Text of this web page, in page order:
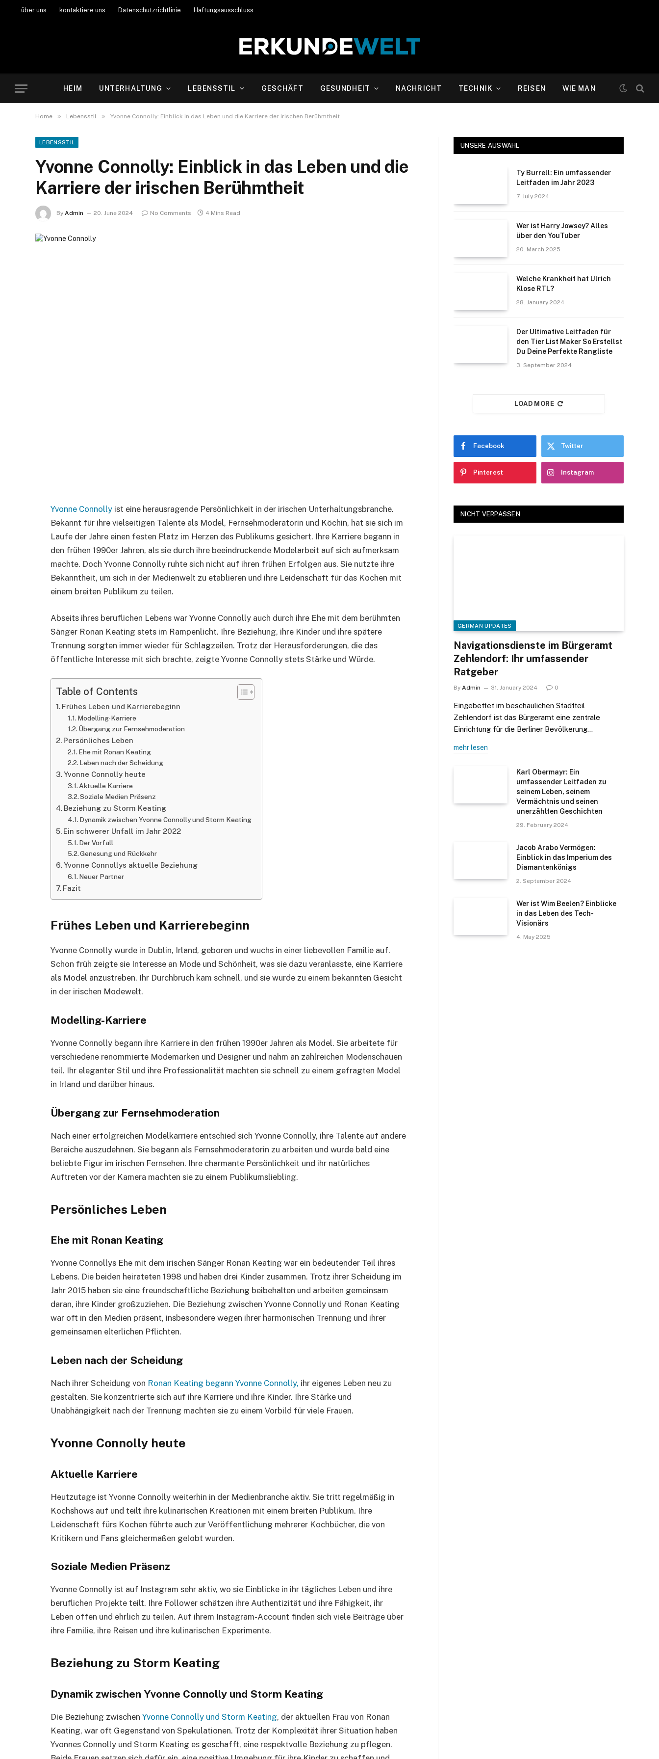
über uns kontaktiere uns Datenschutzrichtlinie Haftungsausschluss
HEIM UNTERHALTUNG LEBENSSTIL GESCHÄFT GESUNDHEIT NACHRICHT TECHNIK REISEN WIE MAN
Home » Lebensstil » Yvonne Connolly: Einblick in das Leben und die Karriere der irischen Berühmtheit
LEBENSSTIL
Yvonne Connolly: Einblick in das Leben und die
Karriere der irischen Berühmtheit
By Admin 20. June 2024 No Comments 4 Mins Read
Yvonne Connolly ist eine herausragende Persönlichkeit in der irischen Unterhaltungsbranche.
Bekannt für ihre vielseitigen Talente als Model, Fernsehmoderatorin und Köchin, hat sie sich im
Laufe der Jahre einen festen Platz im Herzen des Publikums gesichert. Ihre Karriere begann in
den frühen 1990er Jahren, als sie durch ihre beeindruckende Modelarbeit auf sich aufmerksam
machte. Doch Yvonne Connolly ruhte sich nicht auf ihren frühen Erfolgen aus. Sie nutzte ihre
Bekanntheit, um sich in der Medienwelt zu etablieren und ihre Leidenschaft für das Kochen mit
einem breiten Publikum zu teilen.
Abseits ihres beruflichen Lebens war Yvonne Connolly auch durch ihre Ehe mit dem berühmten
Sänger Ronan Keating stets im Rampenlicht. Ihre Beziehung, ihre Kinder und ihre spätere
Trennung sorgten immer wieder für Schlagzeilen. Trotz der Herausforderungen, die das
öffentliche Interesse mit sich brachte, zeigte Yvonne Connolly stets Stärke und Würde.
Table of Contents
Frühes Leben und Karrierebeginn
Modelling-Karriere
Übergang zur Fernsehmoderation
Persönliches Leben
Ehe mit Ronan Keating
Leben nach der Scheidung
Yvonne Connolly heute
Aktuelle Karriere
Soziale Medien Präsenz
Beziehung zu Storm Keating
Dynamik zwischen Yvonne Connolly und Storm Keating
Ein schwerer Unfall im Jahr 2022
Der Vorfall
Genesung und Rückkehr
Yvonne Connollys aktuelle Beziehung
Neuer Partner
Fazit
Frühes Leben und Karrierebeginn
Yvonne Connolly wurde in Dublin, Irland, geboren und wuchs in einer liebevollen Familie auf.
Schon früh zeigte sie Interesse an Mode und Schönheit, was sie dazu veranlasste, eine Karriere
als Model anzustreben. Ihr Durchbruch kam schnell, und sie wurde zu einem bekannten Gesicht
in der irischen Modewelt.
Modelling-Karriere
Yvonne Connolly begann ihre Karriere in den frühen 1990er Jahren als Model. Sie arbeitete für
verschiedene renommierte Modemarken und Designer und nahm an zahlreichen Modenschauen
teil. Ihr eleganter Stil und ihre Professionalität machten sie schnell zu einem gefragten Model
in Irland und darüber hinaus.
Übergang zur Fernsehmoderation
Nach einer erfolgreichen Modelkarriere entschied sich Yvonne Connolly, ihre Talente auf andere
Bereiche auszudehnen. Sie begann als Fernsehmoderatorin zu arbeiten und wurde bald eine
beliebte Figur im irischen Fernsehen. Ihre charmante Persönlichkeit und ihr natürliches
Auftreten vor der Kamera machten sie zu einem Publikumsliebling.
Persönliches Leben
Ehe mit Ronan Keating
Yvonne Connollys Ehe mit dem irischen Sänger Ronan Keating war ein bedeutender Teil ihres
Lebens. Die beiden heirateten 1998 und haben drei Kinder zusammen. Trotz ihrer Scheidung im
Jahr 2015 haben sie eine freundschaftliche Beziehung beibehalten und arbeiten gemeinsam
daran, ihre Kinder großzuziehen. Die Beziehung zwischen Yvonne Connolly und Ronan Keating
war oft in den Medien präsent, insbesondere wegen ihrer harmonischen Trennung und ihrer
gemeinsamen elterlichen Pflichten.
Leben nach der Scheidung
Nach ihrer Scheidung von Ronan Keating begann Yvonne Connolly, ihr eigenes Leben neu zu
gestalten. Sie konzentrierte sich auf ihre Karriere und ihre Kinder. Ihre Stärke und
Unabhängigkeit nach der Trennung machten sie zu einem Vorbild für viele Frauen.
Yvonne Connolly heute
Aktuelle Karriere
Heutzutage ist Yvonne Connolly weiterhin in der Medienbranche aktiv. Sie tritt regelmäßig in
Kochshows auf und teilt ihre kulinarischen Kreationen mit einem breiten Publikum. Ihre
Leidenschaft fürs Kochen führte auch zur Veröffentlichung mehrerer Kochbücher, die von
Kritikern und Fans gleichermaßen gelobt wurden.
Soziale Medien Präsenz
Yvonne Connolly ist auf Instagram sehr aktiv, wo sie Einblicke in ihr tägliches Leben und ihre
beruflichen Projekte teilt. Ihre Follower schätzen ihre Authentizität und ihre Fähigkeit, ihr
Leben offen und ehrlich zu teilen. Auf ihrem Instagram-Account finden sich viele Beiträge über
ihre Familie, ihre Reisen und ihre kulinarischen Experimente.
Beziehung zu Storm Keating
Dynamik zwischen Yvonne Connolly und Storm Keating
Die Beziehung zwischen Yvonne Connolly und Storm Keating, der aktuellen Frau von Ronan
Keating, war oft Gegenstand von Spekulationen. Trotz der Komplexität ihrer Situation haben
Yvonnes Connolly und Storm Keating es geschafft, eine respektvolle Beziehung zu pflegen.
UNSERE AUSWAHL
Ty Burrell: Ein umfassender
Leitfaden im Jahr 2023
7. July 2024
Wer ist Harry Jowsey? Alles
über den YouTuber
20. March 2025
Welche Krankheit hat Ulrich
Klose RTL?
28. January 2024
Der Ultimative Leitfaden für
den Tier List Maker So Erstellst
Du Deine Perfekte Rangliste
3. September 2024
LOAD MORE
Facebook Twitter
Pinterest Instagram
NICHT VERPASSEN
GERMAN UPDATES
Navigationsdienste im Bürgeramt
Zehlendorf: Ihr umfassender
Ratgeber
By Admin 31. January 2024 0
Eingebettet im beschaulichen Stadtteil
Zehlendorf ist das Bürgeramt eine zentrale
Einrichtung für die Berliner Bevölkerung…
mehr lesen
Karl Obermayr: Ein
umfassender Leitfaden zu
seinem Leben, seinem
Vermächtnis und seinen
unerzählten Geschichten
29. February 2024
Jacob Arabo Vermögen:
Einblick in das Imperium des
Diamantenkönigs
2. September 2024
Wer ist Wim Beelen? Einblicke
in das Leben des Tech-
Visionärs
4. May 2025